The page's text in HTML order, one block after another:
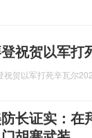
祝贺以军打
祝贺以军打死辛瓦尔
长证实：在